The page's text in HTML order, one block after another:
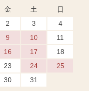
金 土
日
2 3
4
9 10
11
16 17
18
23 24
25
30 31